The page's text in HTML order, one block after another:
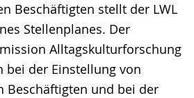
Beschäftigten stellt der LWL
Stellenplanes. Der
Alltagskulturforschung
bei der Einstellung von
Beschäftigten und bei der